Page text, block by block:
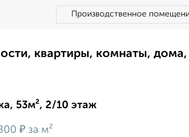
Производственное
квартиры, комнаты,
53м², 2/10 этаж
₽ за м²